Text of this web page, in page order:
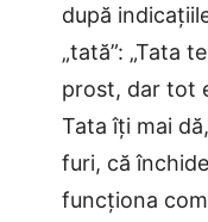
după
„tată”: „Tata
prost, dar tot
Tata îți mai
furi, că
funcționa